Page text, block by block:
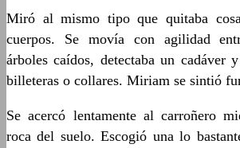
Miró al mismo tipo que quitaba
cuerpos. Se movía con agilidad
árboles caídos, detectaba un cadáver
billeteras o collares. Miriam se sintió
Se acercó lentamente al carroñero
roca del suelo. Escogió una lo